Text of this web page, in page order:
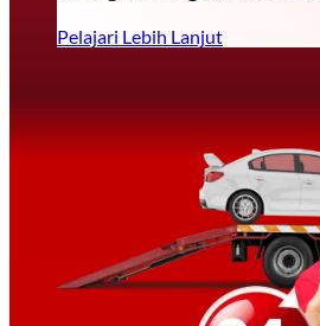
Pelajari Lebih Lanjut